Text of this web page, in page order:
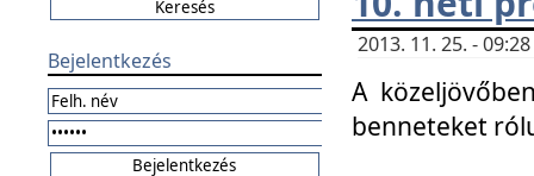
Bejelentkezés
2013. 11. 25. -
A
benneteket